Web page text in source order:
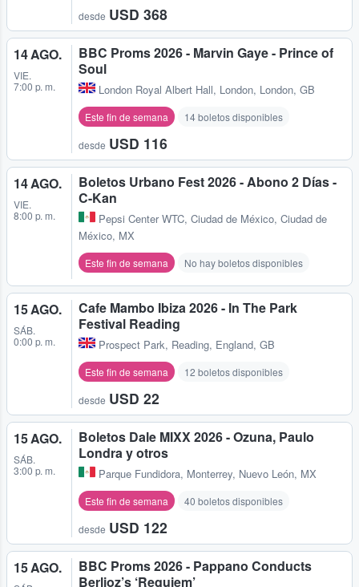
desde USD 368
14 AGO.
VIE.
7:00 p. m.
BBC Proms 2026 - Marvin Gaye - Prince of
Soul
London Royal Albert Hall, London, London, GB
Este fin de semana 14 boletos disponibles
desde USD 116
14 AGO.
VIE.
8:00 p. m.
Boletos Urbano Fest 2026 - Abono 2 Días -
C-Kan
Pepsi Center WTC, Ciudad de México, Ciudad de
México, MX
Este fin de semana No hay boletos disponibles
15 AGO.
SÁB.
0:00 p. m.
Cafe Mambo Ibiza 2026 - In The Park
Festival Reading
Prospect Park, Reading, England, GB
Este fin de semana 12 boletos disponibles
desde USD 22
15 AGO.
SÁB.
3:00 p. m.
Boletos Dale MIXX 2026 - Ozuna, Paulo
Londra y otros
Parque Fundidora, Monterrey, Nuevo León, MX
Este fin de semana 40 boletos disponibles
desde USD 122
15 AGO.
BBC Proms 2026 - Pappano Conducts
Berlioz’s ‘Requiem’